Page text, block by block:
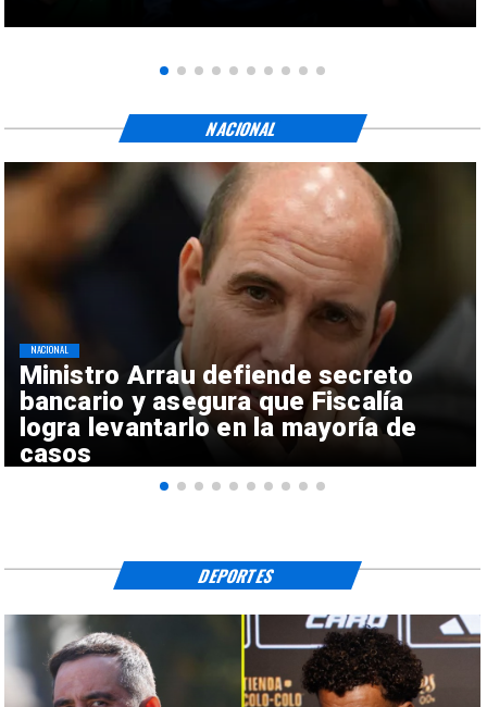
Ministro Arrau defiende secreto
bancario y asegura que Fiscalía
logra levantarlo en la mayoría de
casos
NACIONAL
NACIONAL
DEPORTES